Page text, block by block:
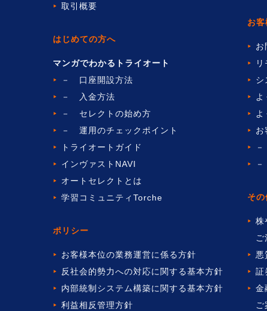
取引概要
はじめての方へ
マンガでわかるトライオート
－ 口座開設方法
－ 入金方法
－ セレクトの始め方
－ 運用のチェックポイント
トライオートガイド
インヴァストNAVI
オートセレクトとは
学習コミュニティTorche
ポリシー
お客様本位の業務運営に係る方針
反社会的勢力への対応に関する基本方針
内部統制システム構築に関する基本方針
利益相反管理方針
お客
お
シ
お
その
株
ご
悪
証
金
ご